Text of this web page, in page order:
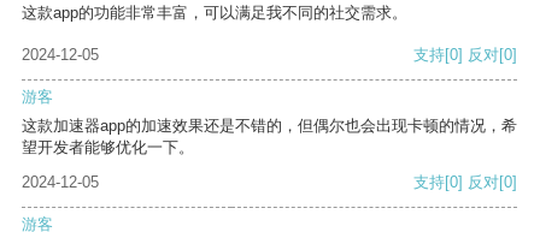
这款app的功能非常丰富，可以满足我不同的社交需求。
2024-12-05 支持[0] 反对[0]
游客
这款加速器app的加速效果还是不错的，但偶尔也会出现卡顿的情况，希
望开发者能够优化一下。
2024-12-05
支持[0] 反对[0]
游客